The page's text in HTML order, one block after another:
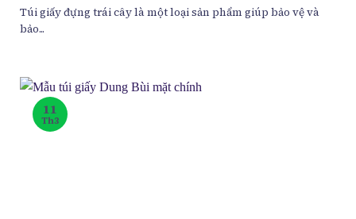
Túi giấy đựng trái cây là một loại sản phẩm giúp bảo vệ và
bảo...
11
Th3